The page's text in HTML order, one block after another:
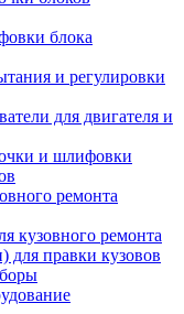
блока
и регулировки
для двигателя и
и шлифовки
ремонта
кузовного ремонта
для правки кузовов